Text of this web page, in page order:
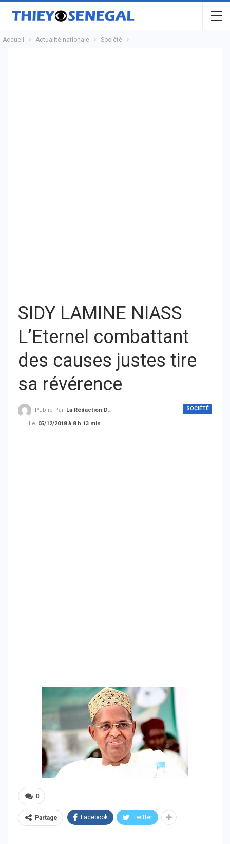
Accueil Actualité nationale Société
SIDY LAMINE NIASS
L’Eternel combattant
des causes justes tire
sa révérence
SOCIÉTÉ
Publié Par La Rédaction De THIEYSENEGAL.com
Le 05/12/2018 à 8 h 13 min
0
Partage Facebook Twitter